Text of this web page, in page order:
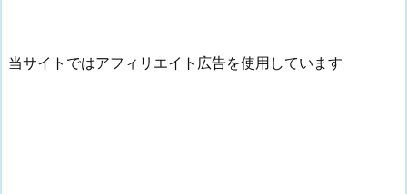
当サイトではアフィリエイト広告を使用しています